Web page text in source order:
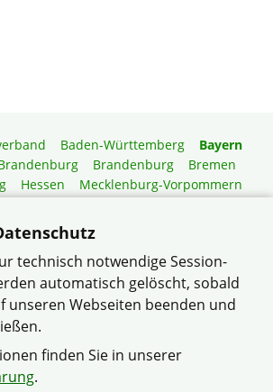
Baden-Württemberg
Bayern
Brandenburg
Bremen
Hessen
Mecklenburg-Vorpommern
Pfalz
Schleswig-Holstein
Gartenberatung
Strietwald e.V. im Verband
Bayern e.V.
technisch notwendige Session-
automatisch gelöscht, sobald
unseren Webseiten beenden und
finden Sie in unserer
.